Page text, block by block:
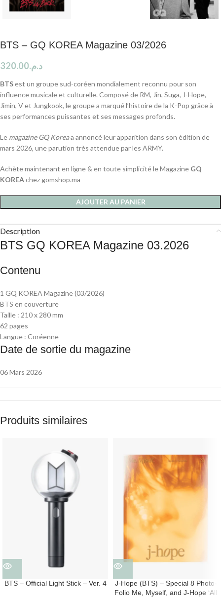
BTS – GQ KOREA Magazine 03/2026
د.م.320.00
BTSest un groupe sud-coréen mondialement reconnu pour son
influence musicale et culturelle. Composé de RM, Jin, Suga, J-Hope,
Jimin, V et Jungkook, le groupe a marqué l’histoire de la K-Pop grâce à
ses performances puissantes et ses messages profonds.
Le magazine GQ Koreaa annoncé leur apparition dans son édition de
mars 2026, une parution très attendue par les ARMY.
Achète maintenant en ligne & en toute simplicité le Magazine GQ
KOREAchez gomshop.ma
AJOUTER AU PANIER
Description
BTS GQ KOREA Magazine 03.2026
Contenu
1 GQ KOREA Magazine (03/2026)
BTS en couverture
Taille : 210 x 280 mm
62 pages
Langue : Coréenne
Date de sortie du magazine
06 Mars 2026
Produits similaires
BTS – Official Light Stick – Ver. 4
J-Hope (BTS) – Special 8 Photo-
Folio Me, Myself, and J-Hope ‘All